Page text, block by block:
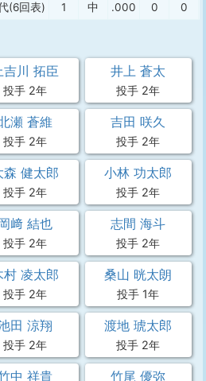
(6回表) 1 中 .000 0 0
吉川 拓臣
投手 2年
井上 蒼太
投手 2年
瀬 蒼維
投手 2年
吉田 咲久
投手 2年
森 健太郎
投手 2年
小林 功太郎
投手 2年
﨑 結也
投手 2年
志間 海斗
投手 2年
村 凌太郎
投手 2年
桑山 晄太朗
投手 1年
田 涼翔
投手 2年
渡地 琥太郎
投手 2年
中 祥貴 竹尾 優弥